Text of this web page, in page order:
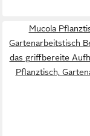
Mucola
Gartenarbeitstisch
das griffbereite
Pflanztisch,